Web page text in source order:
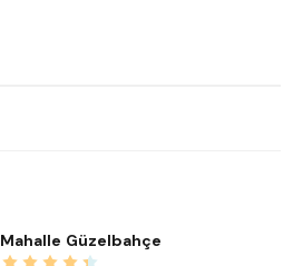
Mahalle Güzelbahçe